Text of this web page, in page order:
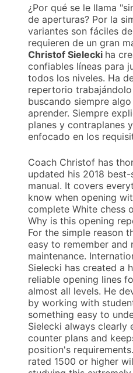
¿Por qué se le llama
de aperturas? Por la
variantes son fáciles
requieren de un gran
Christof Sielecki ha
confiables líneas para
todos los niveles. Ha
repertorio
buscando siempre
aprender. Siempre
planes y contraplanes
enfocado en los
Coach Christof has
updated his 2018
manual. It covers
know when opening
complete White chess
Why is this opening
For the simple reason
easy to remember and
maintenance.
Sielecki has created a
reliable opening lines
almost all levels. He
by working with
something easy to
Sielecki always clearly
counter plans and
position's
rated 1500 or higher